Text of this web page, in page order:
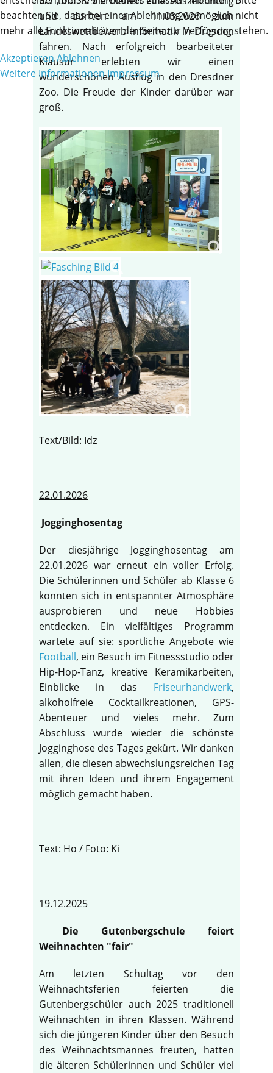
und durften am 11.03.2026 zum
Landeswettbewerb Informatik in Dresden
fahren. Nach erfolgreich bearbeiteter
Klausur erlebten wir einen
wunderschönen Ausflug in den Dresdner
Zoo. Die Freude der Kinder darüber war
groß.
Text/Bild: Idz
22.01.2026
Jogginghosentag
Der diesjährige Jogginghosentag am
22.01.2026 war erneut ein voller Erfolg.
Die Schülerinnen und Schüler ab Klasse 6
konnten sich in entspannter Atmosphäre
ausprobieren und neue Hobbies
entdecken. Ein vielfältiges Programm
wartete auf sie: sportliche Angebote wie
Football, ein Besuch im Fitnessstudio oder
Hip-Hop-Tanz, kreative Keramikarbeiten,
Einblicke in das Friseurhandwerk,
alkoholfreie Cocktailkreationen, GPS-
Abenteuer und vieles mehr. Zum
Abschluss wurde wieder die schönste
Jogginghose des Tages gekürt. Wir danken
allen, die diesen abwechslungsreichen Tag
mit ihren Ideen und ihrem Engagement
möglich gemacht haben.
Text: Ho / Foto: Ki
19.12.2025
Die Gutenbergschule feiert
Weihnachten "fair"
Am letzten Schultag vor den
Weihnachtsferien feierten die
Gutenbergschüler auch 2025 traditionell
Weihnachten in ihren Klassen. Während
sich die jüngeren Kinder über den Besuch
des Weihnachtsmannes freuten, hatten
die älteren Schülerinnen und Schüler viel
beachten Sie, dass bei einer Ablehnung womöglich nicht
mehr alle Funktionalitäten der Seite zur Verfügung stehen.
AkzeptierenAblehnen
Weitere Informationen Impressum